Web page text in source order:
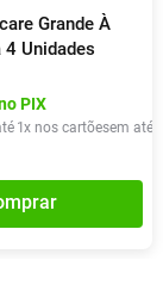
Grande À
4 Unidades
PIX
1x nos cartõesem até